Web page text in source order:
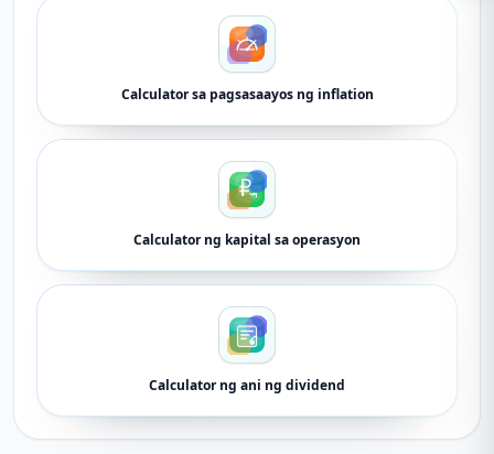
Calculator sa pagsasaayos ng inflation
Calculator ng kapital sa operasyon
Calculator ng ani ng dividend